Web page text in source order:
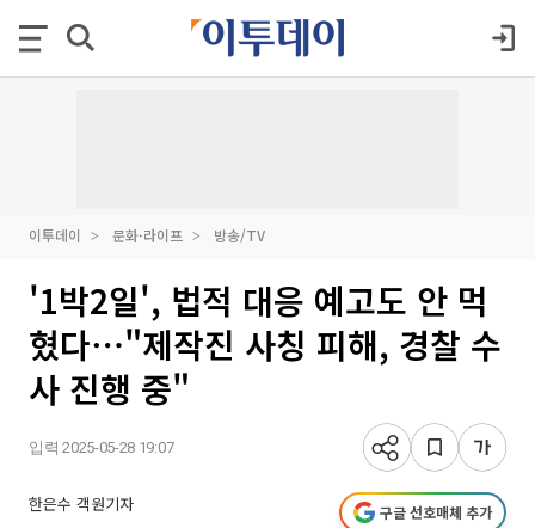
이투데이 문화·라이프 방송/TV
'1박2일', 법적 대응 예고도 안 먹
혔다⋯"제작진 사칭 피해, 경찰 수
사 진행 중"
입력 2025-05-28 19:07
한은수 객원기자 구글 선호매체 추가